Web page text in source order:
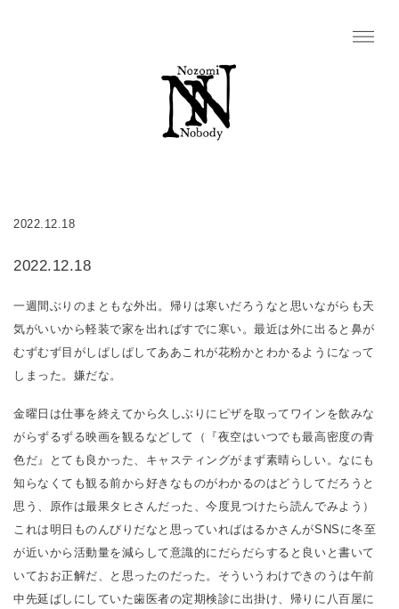
2022.12.18
2022.12.18
一週間ぶりのまともな外出。帰りは寒いだろうなと思いながらも天
気がいいから軽装で家を出ればすでに寒い。最近は外に出ると鼻が
むずむず目がしぱしぱしてああこれが花粉かとわかるようになって
しまった。嫌だな。
金曜日は仕事を終えてから久しぶりにピザを取ってワインを飲みな
がらずるずる映画を観るなどして（『夜空はいつでも最高密度の青
色だ』とても良かった、キャスティングがまず素晴らしい。なにも
知らなくても観る前から好きなものがわかるのはどうしてだろうと
思う、原作は最果タヒさんだった、今度見つけたら読んでみよう）
これは明日ものんびりだなと思っていればはるかさんがSNSに冬至
が近いから活動量を減らして意識的にだらだらすると良いと書いて
いておお正解だ、と思ったのだった。そういうわけできのうは午前
中先延ばしにしていた歯医者の定期検診に出掛け、帰りに八百屋に